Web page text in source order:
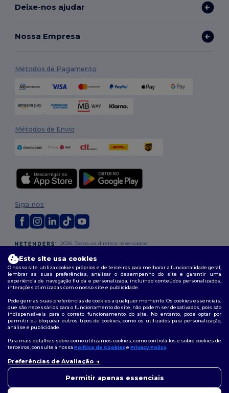
Deixe-nos ajudar
Nossa Empresa
Métodos de Pagamento
Métodos de Envio
2026. Todos os direitos reservados
|Política de cookies|Mapa do Site
Siga-nos
Este site usa cookies
O nosso site utiliza cookies próprios e de terceiros para melhorar a funcionalidade geral,
lembrar as suas preferências, analisar o desempenho do site e garantir uma
experiência de navegação fluida e personalizada, incluindo conteúdos personalizados,
interações otimizadas com o nosso site e publicidade.
Pode gerir as suas preferências de cookies a qualquer momento. Os cookies essenciais,
que são necessários para o funcionamento do site, não podem ser desativados, pois são
indispensáveis para o correto funcionamento do site. No entanto, pode optar por
permitir ou bloquear outros tipos de cookies, como os utilizados para personalização,
análise e publicidade.
Para mais detalhes sobre como utilizamos cookies, como controlá-los e sobre cookies de
terceiros, consulte a nossa Política de Cookiese Privacy Policy.
Preferências de Avaliação
Permitir apenas essenciais
questão, pode contactar-nos a